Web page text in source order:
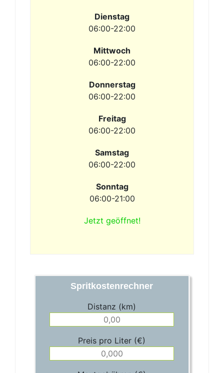
Dienstag
06:00-22:00
Mittwoch
06:00-22:00
Donnerstag
06:00-22:00
Freitag
06:00-22:00
Samstag
06:00-22:00
Sonntag
06:00-21:00
Jetzt geöffnet!
Spritkostenrechner
Distanz (km)
Preis pro Liter (€)